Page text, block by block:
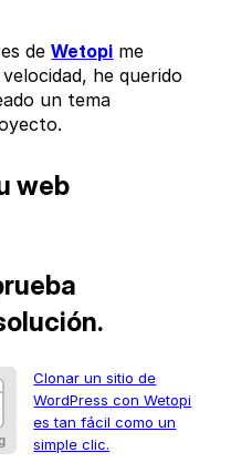
deWetopi me
he querido
un tema
web
Clonar un sitio de
WordPress con Wetopi
es tan fácil como un
simple clic.